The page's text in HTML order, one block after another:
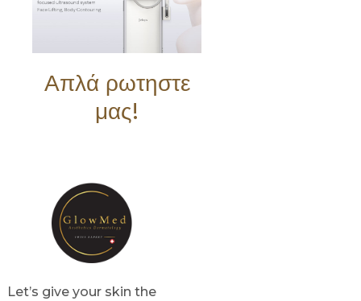
Απλά ρωτηστε
μας!
Let’s give your skin the